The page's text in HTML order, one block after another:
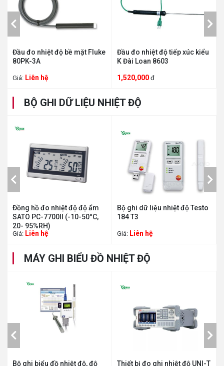
mặt Fluke
Đầu đo nhiệt độ tiếp xúc kiểu
Đầu đo nhiệt độ kiểu
80PK-25
BỘ GHI DỮ LIỆU NHIỆT ĐỘ
độ độ ẩm
(-10-50°C,
Bộ ghi dữ liệu nhiệt độ Testo
184 T3
Bộ ghi dữ liệu
MÁY GHI BIỂU ĐỒ NHIỆT ĐỘ
biểu đồ nhiệt độ, độ
Thiết bị đo ghi nhiệt độ UNI-T
Thiết bị